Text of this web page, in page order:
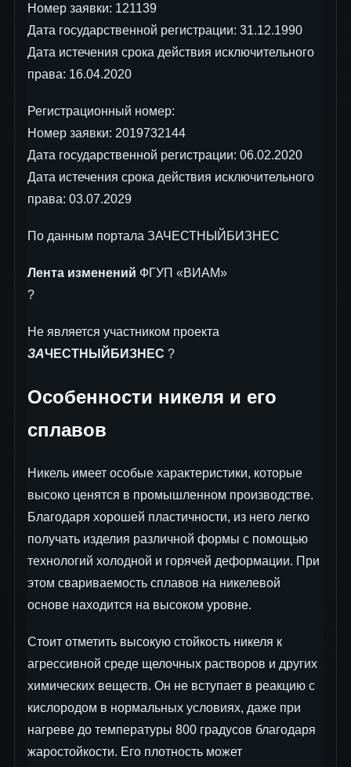
Номер заявки: 121139
Дата государственной регистрации: 31.12.1990
Дата истечения срока действия исключительного
права: 16.04.2020
Регистрационный номер:
Номер заявки: 2019732144
Дата государственной регистрации: 06.02.2020
Дата истечения срока действия исключительного
права: 03.07.2029
По данным портала ЗАЧЕСТНЫЙБИЗНЕС
Лента изменений ФГУП «ВИАМ»
?
Не является участником проекта
ЗАЧЕСТНЫЙБИЗНЕС ?
Особенности никеля и его
сплавов
Никель имеет особые характеристики, которые
высоко ценятся в промышленном производстве.
Благодаря хорошей пластичности, из него легко
получать изделия различной формы с помощью
технологий холодной и горячей деформации. При
этом свариваемость сплавов на никелевой
основе находится на высоком уровне.
Стоит отметить высокую стойкость никеля к
агрессивной среде щелочных растворов и других
химических веществ. Он не вступает в реакцию с
кислородом в нормальных условиях, даже при
нагреве до температуры 800 градусов благодаря
жаростойкости. Его плотность может